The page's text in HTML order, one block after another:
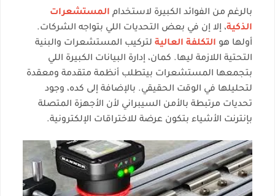
بالرغم من الفوائد الكبيرة لاستخدام المستشعرات
الذكية، إلا إن في بعض التحديات اللي بتواجه الشركات.
أولها هو التكلفة العالية لتركيب المستشعرات والبنية
التحتية اللازمة ليها. كمان، إدارة البيانات الكبيرة اللي
بتجمعها المستشعرات بيتطلب أنظمة متقدمة ومعقدة
لتحليلها في الوقت الحقيقي. بالإضافة إلى كده، وجود
تحديات مرتبطة بالأمن السيبراني لأن الأجهزة المتصلة
بإنترنت الأشياء بتكون عرضة للاختراقات الإلكترونية.